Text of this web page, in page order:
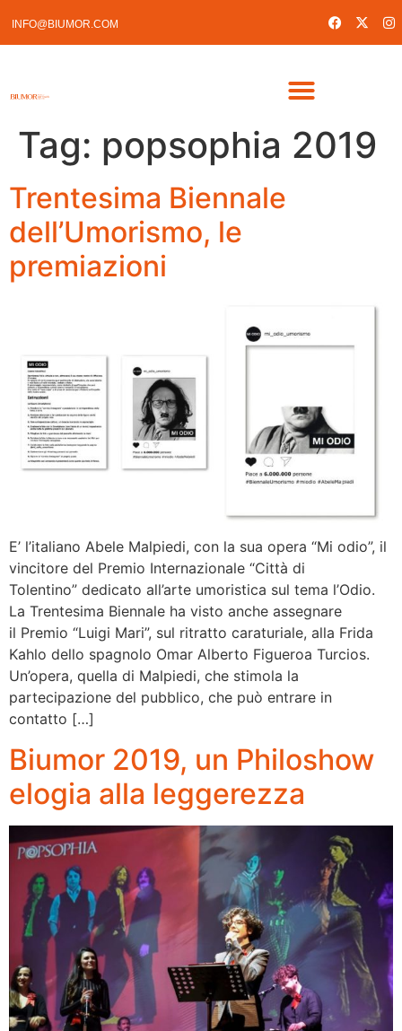
INFO@BIUMOR.COM
Tag: popsophia 2019
Trentesima Biennale
dell’Umorismo, le
premiazioni
E’ l’italiano Abele Malpiedi, con la sua opera “Mi odio”, il
vincitore del Premio Internazionale “Città di
Tolentino” dedicato all’arte umoristica sul tema l’Odio.
La Trentesima Biennale ha visto anche assegnare
il Premio “Luigi Mari”, sul ritratto caraturiale, alla Frida
Kahlo dello spagnolo Omar Alberto Figueroa Turcios.
Un’opera, quella di Malpiedi, che stimola la
partecipazione del pubblico, che può entrare in
contatto […]
Biumor 2019, un Philoshow
elogia alla leggerezza